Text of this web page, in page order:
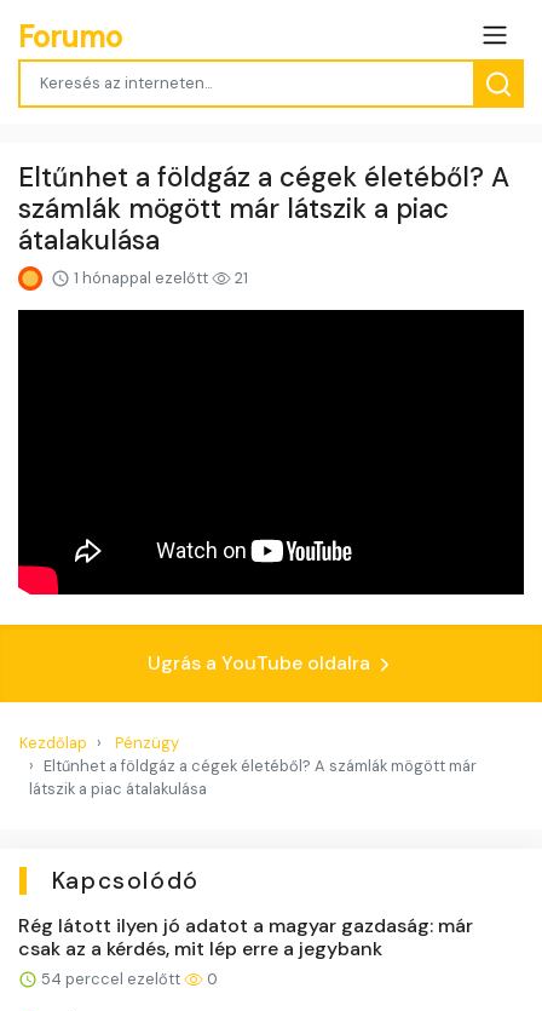
Forumo
Eltűnhet a földgáz a cégek életéből? A
számlák mögött már látszik a piac
átalakulása
1 hónappal ezelőtt 21
Ugrás a YouTube oldalra
Kezdőlap
Pénzügy
Eltűnhet a földgáz a cégek életéből? A számlák mögött már
látszik a piac átalakulása
Kapcsolódó
Rég látott ilyen jó adatot a magyar gazdaság: már
csak az a kérdés, mit lép erre a jegybank
54 perccel ezelőtt 0